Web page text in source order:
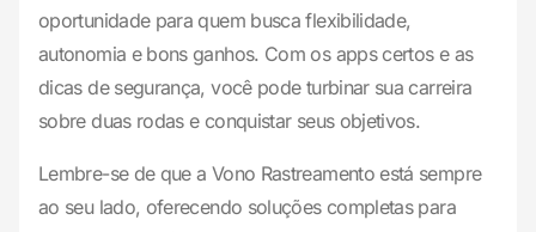
oportunidade para quem busca flexibilidade,
autonomia e bons ganhos. Com os apps certos e as
dicas de segurança, você pode turbinar sua carreira
sobre duas rodas e conquistar seus objetivos.
Lembre-se de que a Vono Rastreamento está sempre
ao seu lado, oferecendo soluções completas para